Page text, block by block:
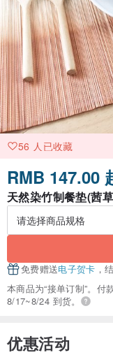
56 人已收藏
RMB 147.00
天然染竹制餐垫(茜
免费赠送电子贺卡 ，
本商品为“接单订制”。
8/17~8/24 到货。
优惠活动